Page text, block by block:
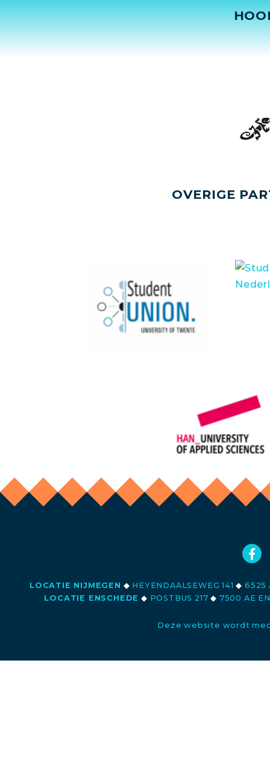
OVERIGE
LOCATIE NIJMEGEN ◆ HEYENDAALSEWEG 141◆ 6525
LOCATIE ENSCHEDE ◆ POSTBUS 217◆ 7500 AE
Deze website wordt